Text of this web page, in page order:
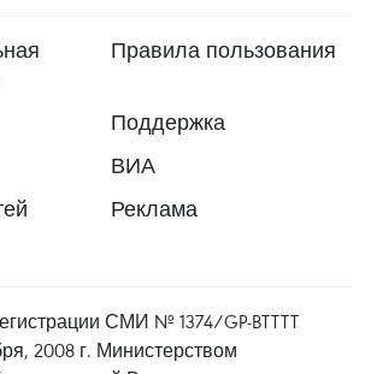
Правила пользования
Поддержка
ВИА
Реклама
СМИ № 1374/GP-BTTTT
2008 г. Министерством